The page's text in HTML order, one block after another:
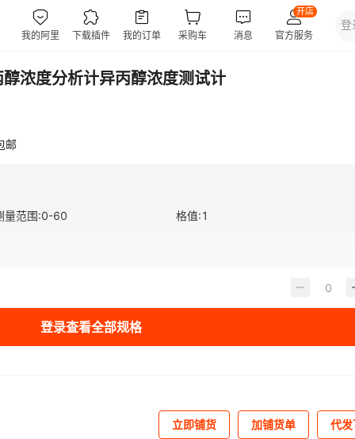
浓度分析计异丙醇浓度测试计
邮
量范围:0-60 格值:1
登录查看全部规格
立即铺货 加铺货单 代